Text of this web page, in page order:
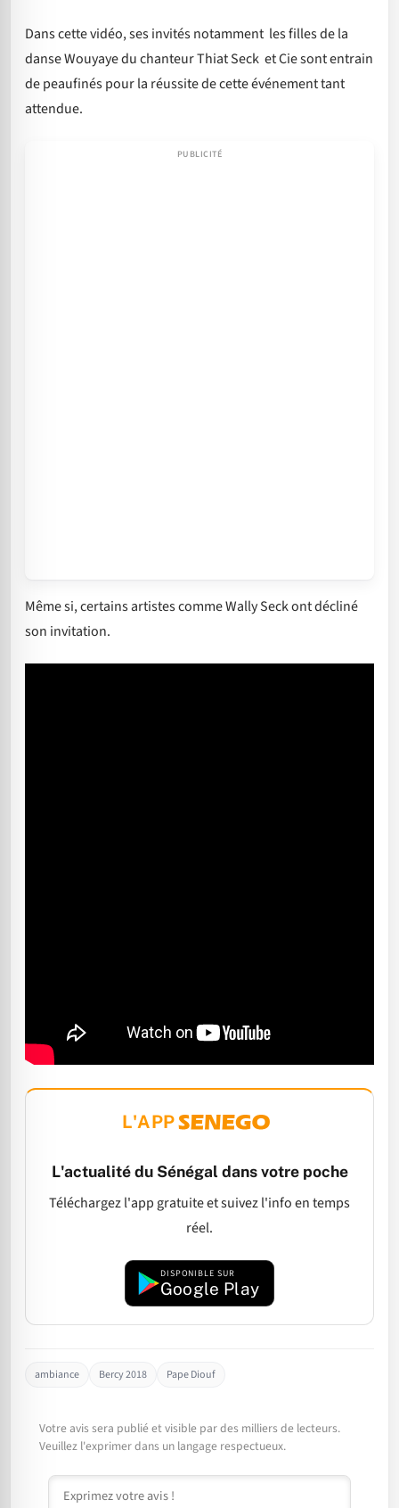
Dans cette vidéo, ses invités notamment les filles de la
danse Wouyaye du chanteur Thiat Seck et Cie sont entrain
de peaufinés pour la réussite de cette événement tant
attendue.
Même si, certains artistes comme Wally Seck ont décliné
son invitation.
L'APP
L'actualité du Sénégal dans votre poche
Téléchargez l'app gratuite et suivez l'info en temps
réel.
DISPONIBLE SUR
Google Play
ambiance Bercy 2018 Pape Diouf
Votre avis sera publié et visible par des milliers de lecteurs.
Veuillez l'exprimer dans un langage respectueux.
Commentaire